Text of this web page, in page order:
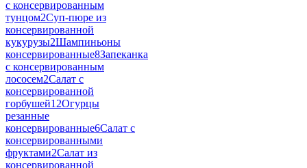
с консервированным
тунцом2Суп-пюре из
консервированной
кукурузы2Шампиньоны
консервированные8Запеканка
с консервированным
лососем2Салат с
консервированной
горбушей12Огурцы
резанные
консервированные6Салат с
консервированными
фруктами2Салат из
консервированной